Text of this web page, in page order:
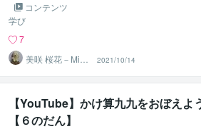
コンテンツ
学び
7
美咲 桜花－Misa
ki Ohka－
2021/10/14
【YouTube】かけ算九九をおぼえよ
【６のだん】